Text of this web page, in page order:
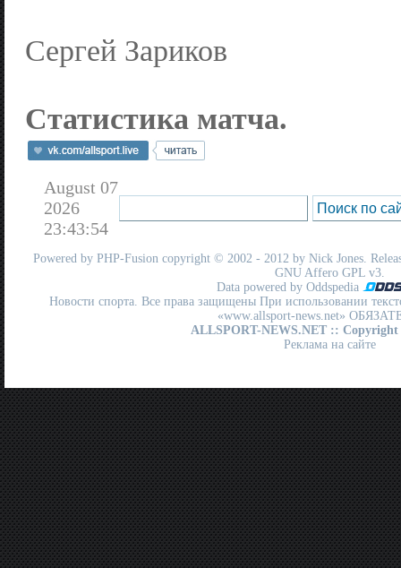
Сергей Зариков
Статистика матча.
August 07
2026
23:43:54
Powered by PHP-Fusion copyright © 2002 - 2012 by Nick Jones.
GNU Affero GPL v3.
Data powered by Oddspedia
Новости спорта. Все права защищены При использовании
«www.allsport-news.net»
ALLSPORT-NEWS.NET :: Copyright
Реклама на сайте